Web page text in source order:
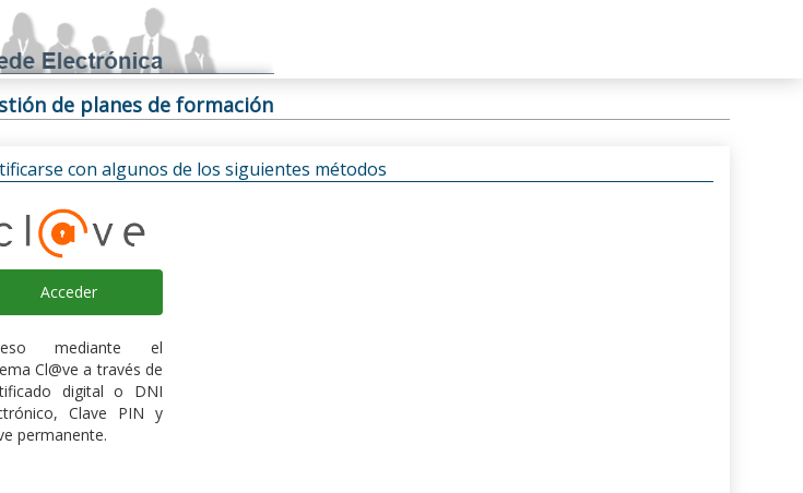
de planes de formación
con algunos de los siguientes métodos
Acceder
mediante el
Cl@ve a través de
digital o DNI
Clave PIN y
permanente.